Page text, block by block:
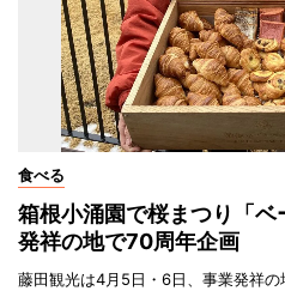
食べる
箱根小涌園で桜まつり「
発祥の地で70周年企画
藤田観光は4月5日・6日、事業発祥